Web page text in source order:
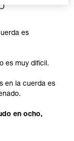
es
es muy difícil.
en la cuerda es
en ocho,